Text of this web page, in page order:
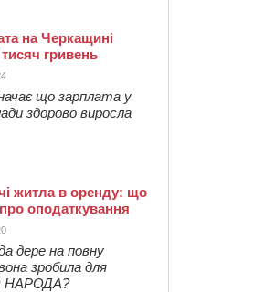
на Черкащині
гривень
що зарплата у
здорово виросла
житла в оренду: що
оподаткування
дере на повну
зробила для
НАРОДА?